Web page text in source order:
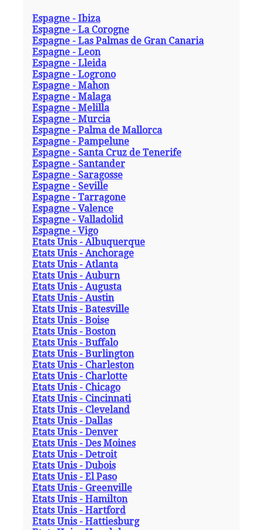
Espagne - Ibiza
Espagne - La Corogne
Espagne - Las Palmas de Gran Canaria
Espagne - Leon
Espagne - Lleida
Espagne - Logrono
Espagne - Mahon
Espagne - Malaga
Espagne - Melilla
Espagne - Murcia
Espagne - Palma de Mallorca
Espagne - Pampelune
Espagne - Santa Cruz de Tenerife
Espagne - Santander
Espagne - Saragosse
Espagne - Seville
Espagne - Tarragone
Espagne - Valence
Espagne - Valladolid
Espagne - Vigo
Etats Unis - Albuquerque
Etats Unis - Anchorage
Etats Unis - Atlanta
Etats Unis - Auburn
Etats Unis - Augusta
Etats Unis - Austin
Etats Unis - Batesville
Etats Unis - Boise
Etats Unis - Boston
Etats Unis - Buffalo
Etats Unis - Burlington
Etats Unis - Charleston
Etats Unis - Charlotte
Etats Unis - Chicago
Etats Unis - Cincinnati
Etats Unis - Cleveland
Etats Unis - Dallas
Etats Unis - Denver
Etats Unis - Des Moines
Etats Unis - Detroit
Etats Unis - Dubois
Etats Unis - El Paso
Etats Unis - Greenville
Etats Unis - Hamilton
Etats Unis - Hartford
Etats Unis - Hattiesburg